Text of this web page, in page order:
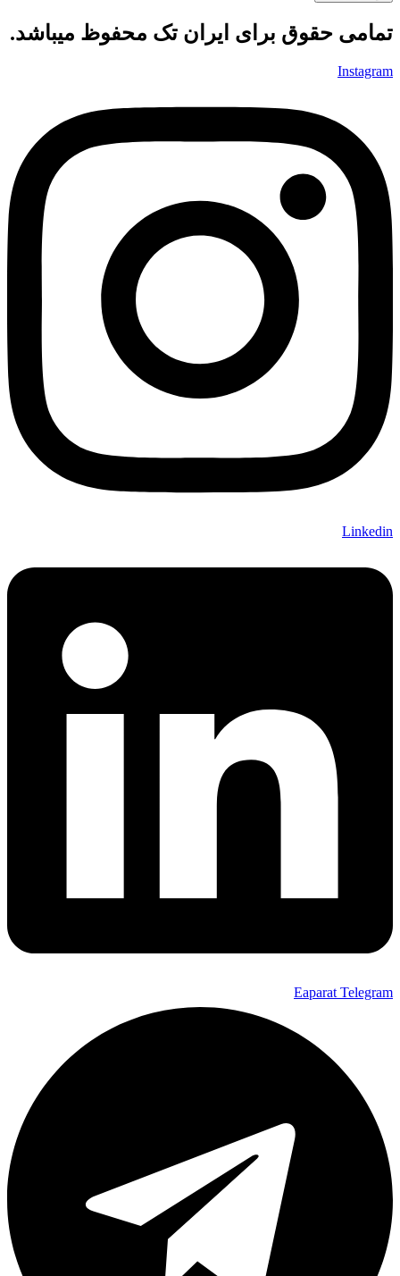
تمامی حقوق برای ایران تک محفوظ میباشد.
Instagram
Linkedin
Eaparat Telegram